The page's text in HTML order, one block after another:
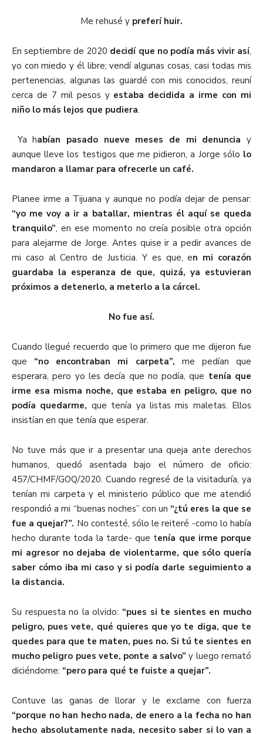
Me rehusé y preferí huir.
En septiembre de 2020 decidí que no podía más vivir así,
yo con miedo y él libre; vendí algunas cosas, casi todas mis
pertenencias, algunas las guardé con mis conocidos, reuní
cerca de 7 mil pesos y estaba decidida a irme con mi
niño lo más lejos que pudiera.
Ya habían pasado nueve meses de mi denuncia y
aunque lleve los testigos que me pidieron, a Jorge sólo lo
mandaron a llamar para ofrecerle un café.
Planee irme a Tijuana y aunque no podía dejar de pensar:
“yo me voy a ir a batallar, mientras él aquí se queda
tranquilo”, en ese momento no creía posible otra opción
para alejarme de Jorge. Antes quise ir a pedir avances de
mi caso al Centro de Justicia. Y es que, en mi corazón
guardaba la esperanza de que, quizá, ya estuvieran
próximos a detenerlo, a meterlo a la cárcel.
No fue así.
Cuando llegué recuerdo que lo primero que me dijeron fue
que “no encontraban mi carpeta”, me pedían que
esperara, pero yo les decía que no podía, que tenía que
irme esa misma noche, que estaba en peligro, que no
podía quedarme, que tenía ya listas mis maletas. Ellos
insistían en que tenía que esperar.
No tuve más que ir a presentar una queja ante derechos
humanos, quedó asentada bajo el número de oficio:
457/CHMF/GOQ/2020. Cuando regresé de la visitaduría, ya
tenían mi carpeta y el ministerio público que me atendió
respondió a mi “buenas noches” con un “¿tú eres la que se
fue a quejar?”. No contesté, sólo le reiteré -como lo había
hecho durante toda la tarde- que tenía que irme porque
mi agresor no dejaba de violentarme, que sólo quería
saber cómo iba mi caso y si podía darle seguimiento a
la distancia.
Su respuesta no la olvido: “pues si te sientes en mucho
peligro, pues vete, qué quieres que yo te diga, que te
quedes para que te maten, pues no. Si tú te sientes en
mucho peligro pues vete, ponte a salvo” y luego remató
diciéndome: “pero para qué te fuiste a quejar”.
Contuve las ganas de llorar y le exclame con fuerza
“porque no han hecho nada, de enero a la fecha no han
hecho absolutamente nada, necesito saber si lo van a